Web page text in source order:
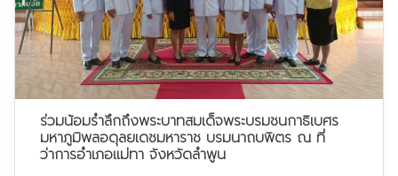
ร่วมน้อมรำลึกถึงพระบาทสมเด็จพระบรมชนกาธิเบศร
มหาภูมิพลอดุลยเดชมหาราช บรมนาถบพิตร ณ ที่
ว่าการอำเภอแม่ทา จังหวัดลำพูน